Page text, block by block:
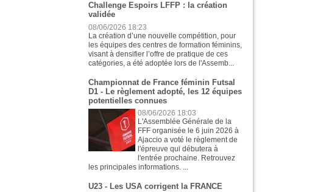
Challenge Espoirs LFFP : la création
validée
08/06/2026 18:23
La création d’une nouvelle compétition, pour
les équipes des centres de formation féminins,
visant à densifier l’offre de pratique de ces
catégories, a été adoptée lors de l'Assemb...
Championnat de France féminin Futsal
D1 - Le règlement adopté, les 12 équipes
potentielles connues
08/06/2026 18:03
L'Assemblée Générale de la
FFF organisée le 6 juin 2026 à
Ajaccio a voté le règlement de
l'épreuve qui débutera à
l'entrée prochaine. Retrouvez
les principales informations. ...
U23 - Les USA corrigent la FRANCE